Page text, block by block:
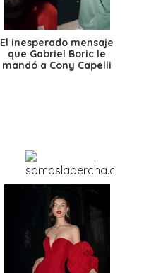
El inesperado mensaje
que Gabriel Boric le
mandó a Cony Capelli